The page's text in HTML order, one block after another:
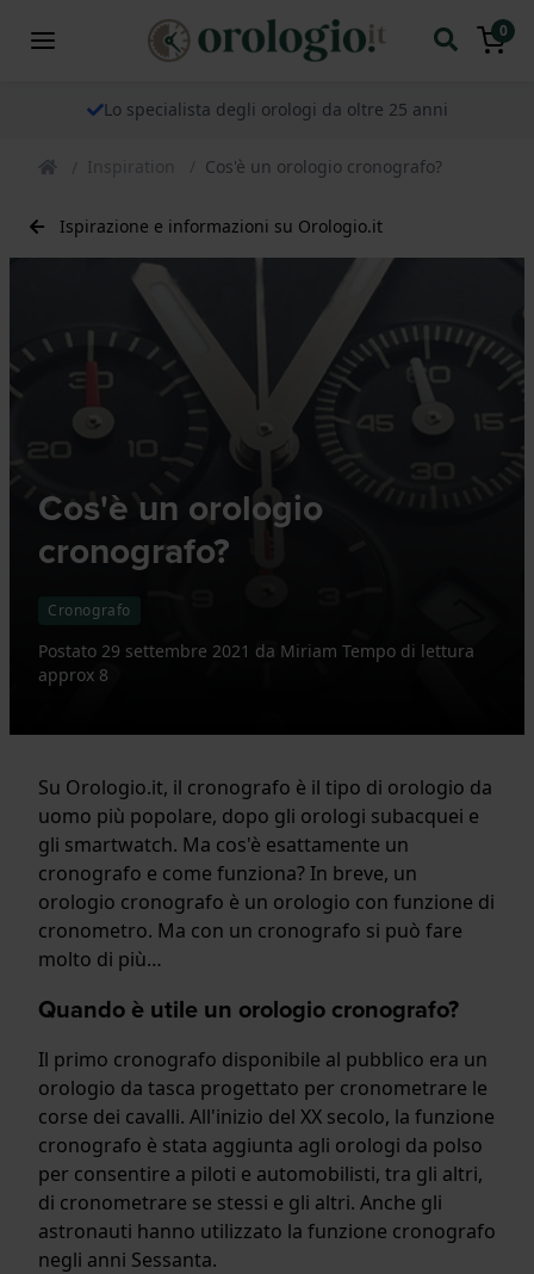
0
Lo specialista degli orologi da oltre 25 anni
Inspiration Cos'è un orologio cronografo?
Ispirazione e informazioni su Orologio.it
Cos'è un orologio
cronografo?
Cronografo
Postato 29 settembre 2021 da Miriam Tempo di lettura
approx 8
Su Orologio.it, il cronografo è il tipo di orologio da
uomo più popolare, dopo gli orologi subacquei e
gli smartwatch. Ma cos'è esattamente un
cronografo e come funziona? In breve, un
orologio cronografo è un orologio con funzione di
cronometro. Ma con un cronografo si può fare
molto di più…
Quando è utile un orologio cronografo?
Il primo cronografo disponibile al pubblico era un
orologio da tasca progettato per cronometrare le
corse dei cavalli. All'inizio del XX secolo, la funzione
cronografo è stata aggiunta agli orologi da polso
per consentire a piloti e automobilisti, tra gli altri,
di cronometrare se stessi e gli altri. Anche gli
astronauti hanno utilizzato la funzione cronografo
negli anni Sessanta.